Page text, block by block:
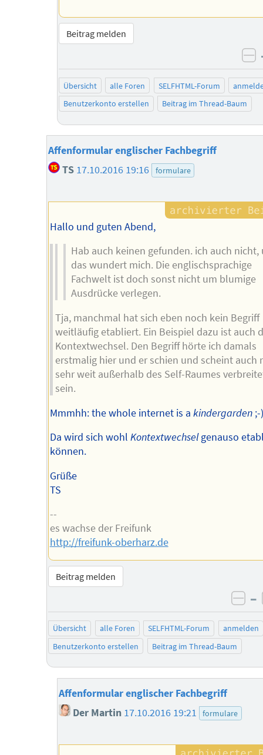
Beitrag melden
Übersicht alle Foren SELFHTML-Forum
Benutzerkonto erstellen
Beitrag im Thread-Baum
Affenformular englischer Fachbegriff
TS 17.10.2016 19:16 formulare
Hallo und guten Abend,
Hab auch keinen gefunden. ich auch nicht,
das wundert mich. Die englischsprachige
Fachwelt ist doch sonst nicht um blumige
Ausdrücke verlegen.
Tja, manchmal hat sich eben noch kein Begriff
weitläufig etabliert. Ein Beispiel dazu ist auch
Kontextwechsel. Den Begriff hörte ich damals
erstmalig hier und er schien und scheint auch
sehr weit außerhalb des Self-Raumes
sein.
Mmmhh: the whole internet is a kindergarden;-)
Da wird sich wohl Kontextwechselgenauso
können.
Grüße
TS
--
es wachse der Freifunk
http://freifunk-oberharz.de
Beitrag melden
–
Übersicht alle Foren SELFHTML-Forum
anmelden
Benutzerkonto erstellen
Beitrag im Thread-Baum
Affenformular englischer Fachbegriff
Der Martin 17.10.2016 19:21 formulare